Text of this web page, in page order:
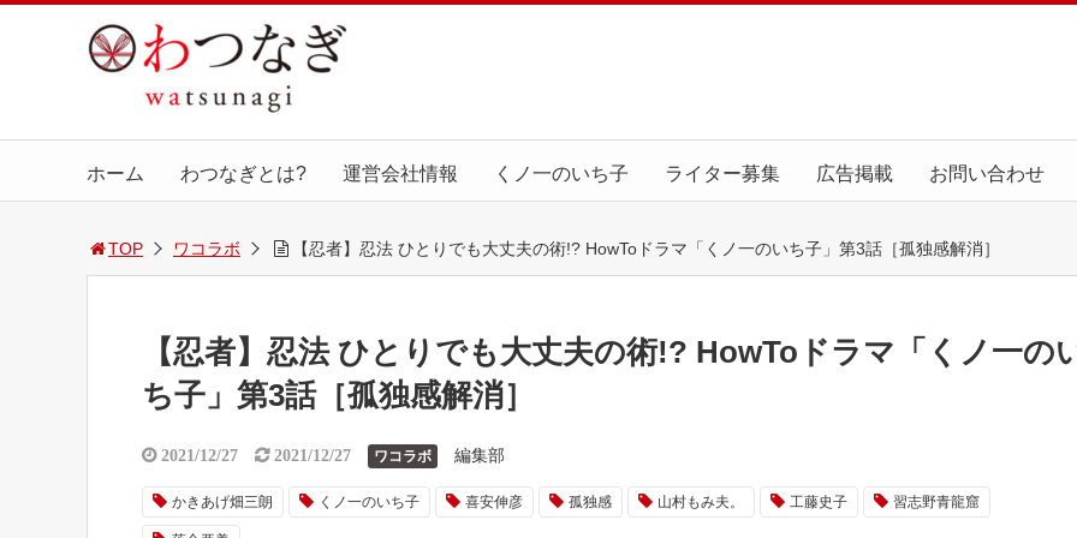
ホーム わつなぎとは? 運営会社情報 くノ一のいち子 ライター募集 広告掲載 お問い合わせ
TOP ワコラボ 【忍者】忍法 ひとりでも大丈夫の術!? HowToドラマ「くノ一のいち子」第3話［孤独感解消］
【忍者】忍法 ひとりでも大丈夫の術!? HowToドラマ「くノ一の
ち子」第3話［孤独感解消］
2021/12/27 2021/12/27 ワコラボ 編集部
かきあげ畑三朗 くノ一のいち子 喜安伸彦 孤独感 山村もみ夫。 工藤史子 習志野青龍窟